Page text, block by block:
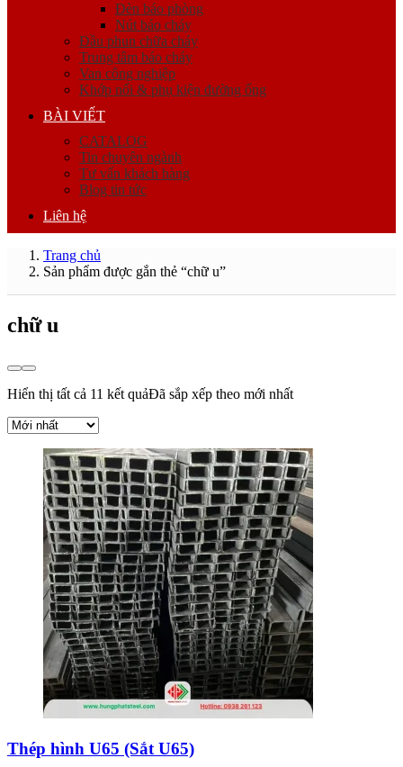
Đèn báo phòng
Nút báo cháy
Đầu phun chữa cháy
Trung tâm báo cháy
Van công nghiệp
Khớp nối & phụ kiện đường ống
BÀI VIẾT
CATALOG
Tin chuyên ngành
Tư vấn khách hàng
Blog tin tức
Liên hệ
Trang chủ
Sản phẩm được gắn thẻ “chữ u”
chữ u
Hiển thị tất cả 11 kết quảĐã sắp xếp theo mới nhất
Thép hình U65 (Sắt U65)